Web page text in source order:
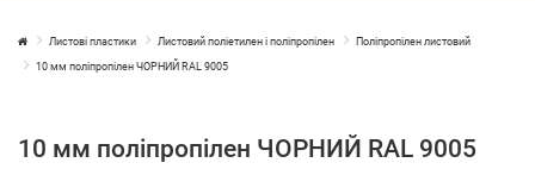
Листові пластики Листовий поліетилен і поліпропілен Поліпропілен листовий
10 мм поліпропілен ЧОРНИЙ RAL 9005
10 мм поліпропілен ЧОРНИЙ RAL 9005